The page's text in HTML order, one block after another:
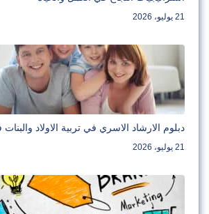
21 يوليو، 2026
دبلوم الارشاد الاسري في تربية الاولاد
21 يوليو، 2026